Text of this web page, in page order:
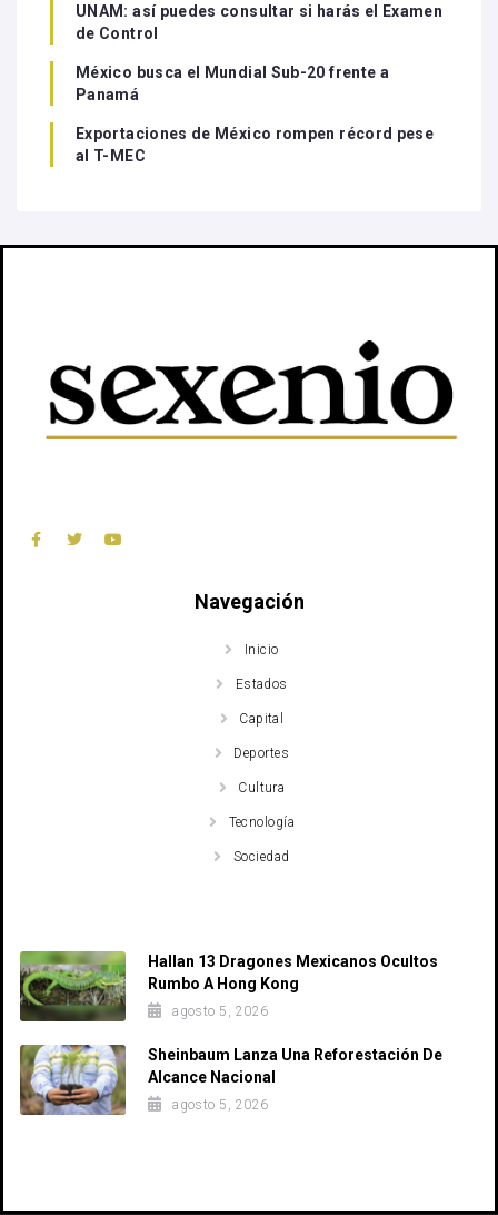
UNAM: así puedes consultar si harás el Examen
de Control
México busca el Mundial Sub-20 frente a
Panamá
Exportaciones de México rompen récord pese
al T-MEC
Navegación
Inicio
Estados
Capital
Deportes
Cultura
Tecnología
Sociedad
Hallan 13 Dragones Mexicanos Ocultos
Rumbo A Hong Kong
agosto 5, 2026
Sheinbaum Lanza Una Reforestación De
Alcance Nacional
agosto 5, 2026